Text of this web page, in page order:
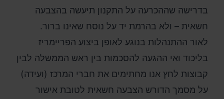
בדרישה שההכרעה על התקנון תיעשה בהצבעה
חשאית – ולא בהרמת יד על נוסח שאינו ברור.
לאור ההתנהלות בנוגע לאופן ביצוע הפריימריז
בליכוד ואי ההגעה להסכמות בין ראש הממשלה לבין
קבוצות לחץ אנו מחתימים את חברי המרכז (ועידה)
על מסמך הדורש הצבעה חשאית לטובת אישור